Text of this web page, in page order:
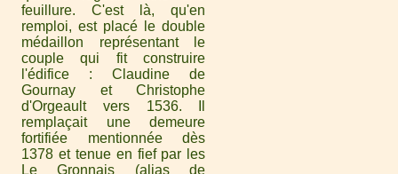
feuillure. C'est là, qu'en
remploi, est placé le double
médaillon représentant le
couple qui fit construire
l'édifice : Claudine de
Gournay et Christophe
d'Orgeault vers 1536. Il
remplaçait une demeure
fortifiée mentionnée dès
1378 et tenue en fief par les
Le Gronnais (alias de